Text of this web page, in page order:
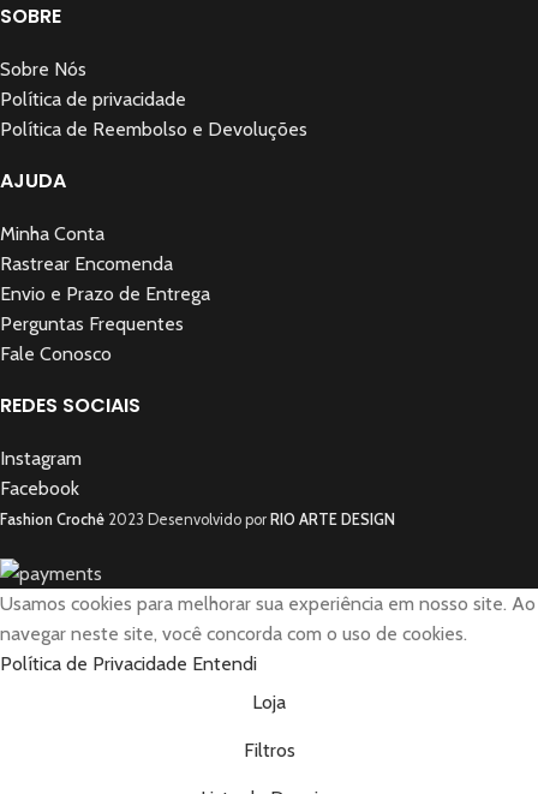
SOBRE
Sobre Nós
Política de privacidade
Política de Reembolso e Devoluções
AJUDA
Minha Conta
Rastrear Encomenda
Envio e Prazo de Entrega
Perguntas Frequentes
Fale Conosco
REDES SOCIAIS
Instagram
Facebook
Fashion Crochê 2023 Desenvolvido por RIO ARTE DESIGN
Usamos cookies para melhorar sua experiência em nosso site. Ao
navegar neste site, você concorda com o uso de cookies.
Política de Privacidade Entendi
Loja
Filtros